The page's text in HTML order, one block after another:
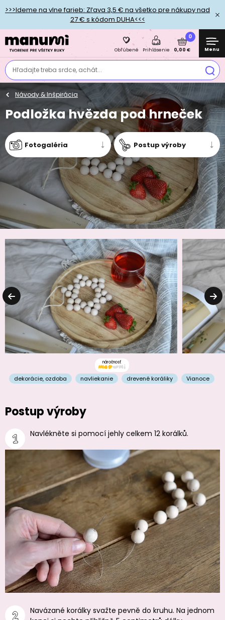
>>>Ideme na vlne farieb: Zľava 3,5 € na všetko pre nákupy nad
27 € s kódom DUHA<<<
Hľadajte treba srdce, achát...
Obľúbené Prihlásenie
0
0,00 € Menu
Návody & Inšpirácia
Podložka hvězda pod hrneček
Fotogaléria Postup výroby
náročnosť
dekorácie, ozdoba navliekanie drevené koráliky Vianoce
Postup výroby
Navlékněte si pomocí jehly celkem 12 korálků.
Navázané korálky svažte pevně do kruhu. Na jednom